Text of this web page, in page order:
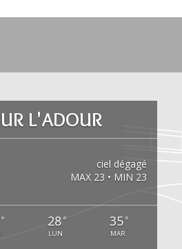
L'ADOUR
ciel dégagé
MAX 23 • MIN 23
° 28 °
LUN
35 °
MAR